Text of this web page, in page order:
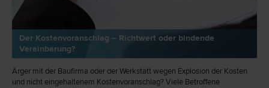
Der Kostenvoranschlag – Richtwert oder bindende
Vereinbarung?
Ärger mit der Baufirma oder der Werkstatt wegen Explosion der Kosten
und nicht eingehaltenem Kostenvoranschlag? Viele Betroffene